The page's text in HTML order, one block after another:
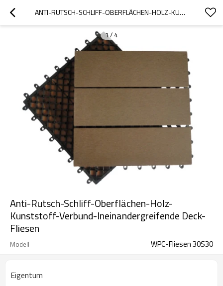
ANTI-RUTSCH-SCHLIFF-OBERFLÄCHEN-HOLZ-KUNSTSTOFF-VERBUND-INEINANDERGREIFENDE DECK-FLIESEN
1/ 4
Anti-Rutsch-Schliff-Oberflächen-Holz-
Kunststoff-Verbund-Ineinandergreifende Deck-
Fliesen
Modell WPC-Fliesen 30S30
Eigentum